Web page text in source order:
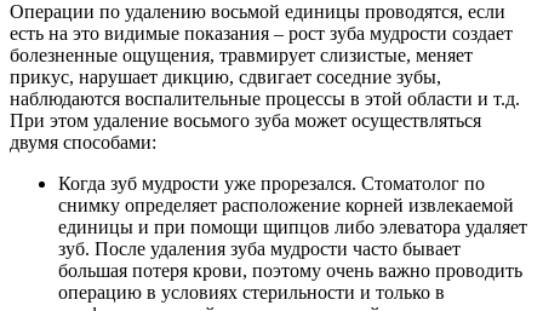
Операции по удалению восьмой единицы проводятся, если
есть на это видимые показания – рост зуба мудрости создает
болезненные ощущения, травмирует слизистые, меняет
прикус, нарушает дикцию, сдвигает соседние зубы,
наблюдаются воспалительные процессы в этой области и т.д.
При этом удаление восьмого зуба может осуществляться
двумя способами:
Когда зуб мудрости уже прорезался. Стоматолог по
снимку определяет расположение корней извлекаемой
единицы и при помощи щипцов либо элеватора удаляет
зуб. После удаления зуба мудрости часто бывает
большая потеря крови, поэтому очень важно проводить
операцию в условиях стерильности и только в